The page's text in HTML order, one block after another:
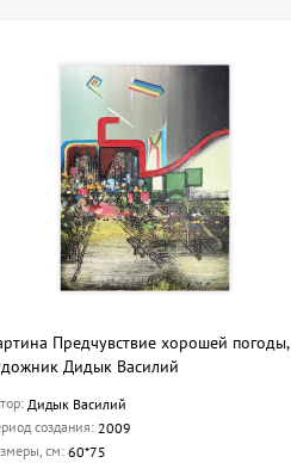
Предчувствие хорошей погоды,
Дидык Василий
Дидык Василий
создания: 2009
см:60*75